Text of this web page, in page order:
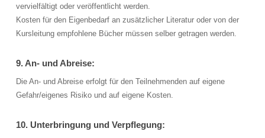
vervielfältigt oder veröffentlicht werden.
Kosten für den Eigenbedarf an zusätzlicher Literatur oder von der
Kursleitung empfohlene Bücher müssen selber getragen werden.
9. An- und Abreise:
Die An- und Abreise erfolgt für den Teilnehmenden auf eigene
Gefahr/eigenes Risiko und auf eigene Kosten.
10. Unterbringung und Verpflegung: